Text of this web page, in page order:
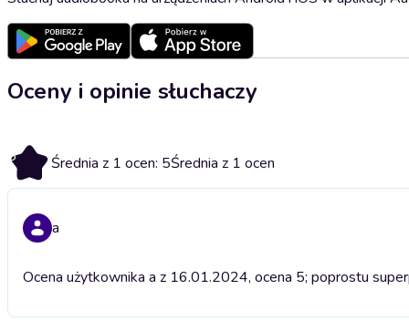
Oceny i opinie słuchaczy
5 Średnia z 1 ocen: 5Średnia z 1 ocen
a
Ocena użytkownika a z 16.01.2024, ocena 5; poprostu super